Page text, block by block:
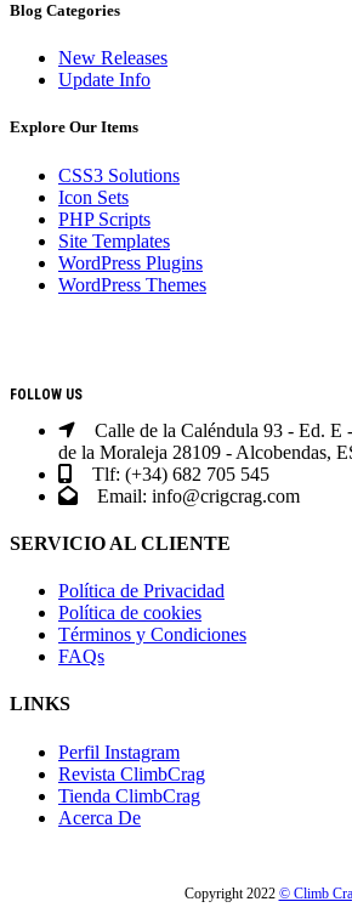
Blog Categories
New Releases
Update Info
Explore Our Items
CSS3 Solutions
Icon Sets
PHP Scripts
Site Templates
WordPress Plugins
WordPress Themes
FOLLOW US
Calle de la Caléndula 93 - Ed.
de la Moraleja 28109 - Alcobendas,
Tlf: (+34) 682 705 545
Email: info@crigcrag.com
SERVICIO AL CLIENTE
Política de Privacidad
Política de cookies
Términos y Condiciones
FAQs
LINKS
Perfil Instagram
Revista ClimbCrag
Tienda ClimbCrag
Acerca De
Copyright 2022 © Climb